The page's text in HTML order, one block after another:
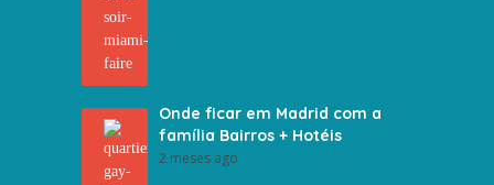
Onde ficar em Madrid com a
família Bairros + Hotéis
2 meses ago